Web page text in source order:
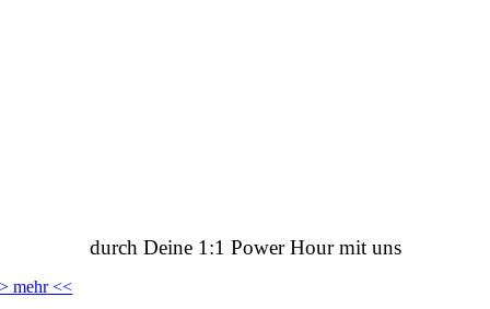
durch Deine 1:1 Power Hour mit uns
mehr <<